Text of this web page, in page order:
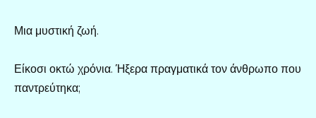
Μια μυστική ζωή.
Είκοσι οκτώ χρόνια. Ήξερα πραγματικά τον άνθρωπο που
παντρεύτηκα;